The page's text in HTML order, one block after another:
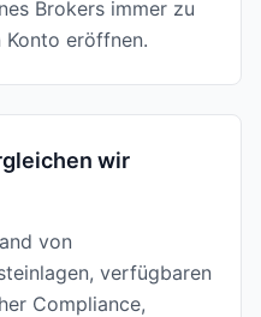
Brokers immer zu
Konto eröffnen.
wir
von
verfügbaren
Compliance,